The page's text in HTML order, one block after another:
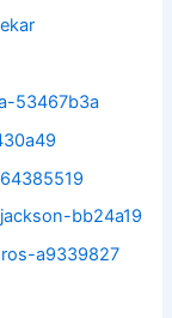
53467b3a
bb24a19
a9339827